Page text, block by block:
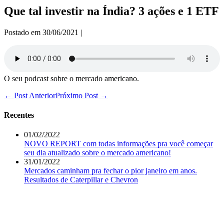
Que tal investir na Índia? 3 ações e 1 ETF
Postado em 30/06/2021 |
O seu podcast sobre o mercado americano.
Navegação
post
← Post AnteriorPróximo Post →
Recentes
01/02/2022
NOVO REPORT com todas informações pra você começar
seu dia atualizado sobre o mercado americano!
31/01/2022
Mercados caminham pra fechar o pior janeiro em anos.
Resultados de Caterpillar e Chevron